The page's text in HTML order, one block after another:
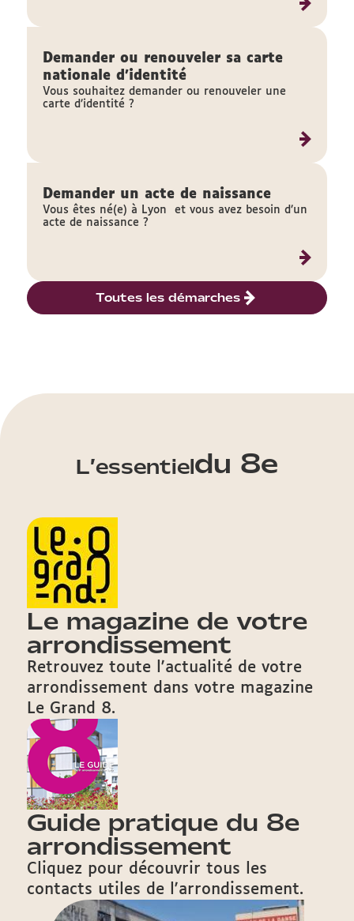
Demander ou renouveler sa carte
nationale d'identité
Vous souhaitez demander ou renouveler une
carte d’identité ?
Demander un acte de naissance
Vous êtes né(e) à Lyon et vous avez besoin d’un
acte de naissance ?
Toutes les démarches
L’essentieldu 8e
Le magazine de votre
arrondissement
Retrouvez toute l'actualité de votre
arrondissement dans votre magazine
Le Grand 8.
Guide pratique du 8e
arrondissement
Cliquez pour découvrir tous les
contacts utiles de l'arrondissement.